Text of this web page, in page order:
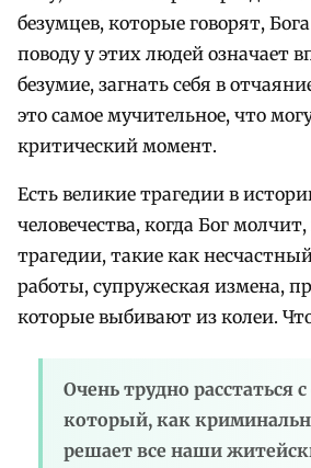
безумцев, которые говорят,
поводу у этих людей означает
безумие, загнать себя в
это самое мучительное, что
критический момент.
Есть великие трагедии в
человечества, когда Бог
трагедии, такие как
работы, супружеская измена,
которые выбивают из колеи.
Очень трудно расстаться
который, как
решает все наши